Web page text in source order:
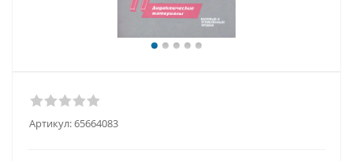
Артикул:65664083